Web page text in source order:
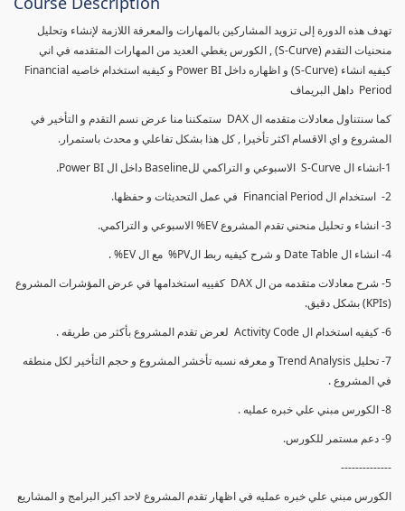
تهدف هذه الدورة إلى تزويد المشاركين بالمهارات والمعرفة اللازمة لإنشاء وتحليل
منحنيات التقدم (S-Curve) , الكورس يغطي العديد من المهارات المتقدمه في اني
كيفيه انشاء (S-Curve) و اظهاره داخل Power BI و كيفيه استخدام خاصيه Financial
Period داهل البريماف
كما سنتناول معادلات متقدمه ال DAX ستمكننا منا عرض نسم التقدم و التأخير في
المشروع و اي الاقسام اكثر تأخيرا , كل هذا بشكل تفاعلي و محدث باستمرار.
1-انشاء ال S-Curve الاسبوعي و التراكمي للBaseline داخل ال Power BI.
2- استخدام ال Financial Period في عمل التحديثات و حفظها.
3- انشاء و تحليل منحني تقدم المشروع EV% الاسبوعي و التراكمي.
4- انشاء ال Date Table و شرح كيفيه ربط الPV% مع ال EV% .
5- شرح معادلات متقدمه من ال DAX كفييه استخدامها في عرض المؤشرات المشروع
(KPIs) بشكل دقيق.
6- كيفيه استخدام ال Activity Code لعرض تقدم المشروع بأكثر من طريقه .
7- تحليل Trend Analysis و معرفه نسبه تأخشر المشروع و حجم التأخير لكل منطقه
في المشروع .
8- الكورس مبني علي خبره عمليه .
9- دعم مستمر للكورس.
--------------
الكورس مبني علي خبره عمليه في اظهار تقدم المشروع لاحد اكبر البرامج و المشاريع